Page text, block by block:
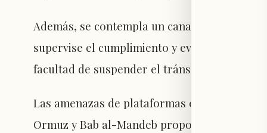
Además, se contempla un canal de
supervise el cumplimiento y evite que el
facultad de suspender el tránsito.
Las amenazas de plataformas cercanas al
Ormuz y Bab al-Mandeb proporcionan a la